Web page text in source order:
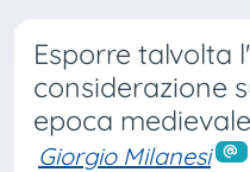
Esporre talvolta
considerazione
epoca medievale
Giorgio Milanesi